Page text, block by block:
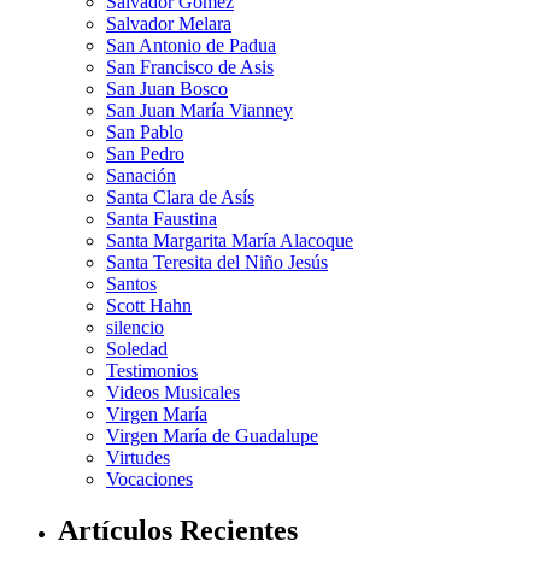
Salvador Melara
San Antonio de Padua
San Francisco de Asis
San Juan Bosco
San Juan María Vianney
San Pablo
San Pedro
Sanación
Santa Clara de Asís
Santa Faustina
Santa Margarita María Alacoque
Santa Teresita del Niño Jesús
Santos
Scott Hahn
silencio
Soledad
Testimonios
Videos Musicales
Virgen María
Virgen María de Guadalupe
Virtudes
Vocaciones
Artículos Recientes